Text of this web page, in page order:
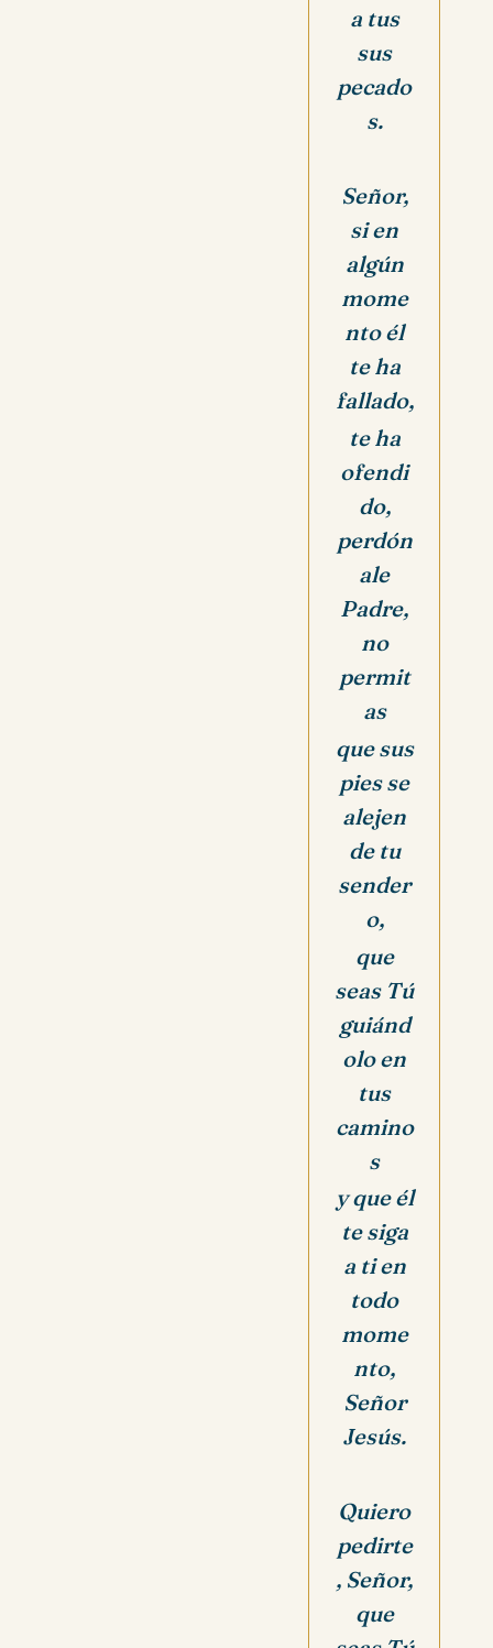
a tus
sus
pecado
s.
Señor,
si en
algún
mome
nto él
te ha
fallado,
te ha
ofendi
do,
perdón
ale
Padre,
no
permit
as
que sus
pies se
alejen
de tu
sender
o,
que
seas Tú
guiánd
olo en
tus
camino
s
y que él
te siga
a ti en
todo
mome
nto,
Señor
Jesús.
Quiero
pedirte
, Señor,
que